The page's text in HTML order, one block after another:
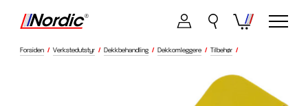
Forsiden / Verkstedutstyr / Dekkbehandling / Dekkomleggere / Tilbehør /